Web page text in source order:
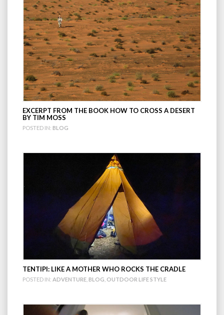
EXCERPT FROM THE BOOK HOW TO CROSS A DESERT
BY TIM MOSS
POSTED IN: BLOG
TENTIPI: LIKE A MOTHER WHO ROCKS THE CRADLE
POSTED IN: ADVENTURE BLOG OUTDOOR LIFE STYLE